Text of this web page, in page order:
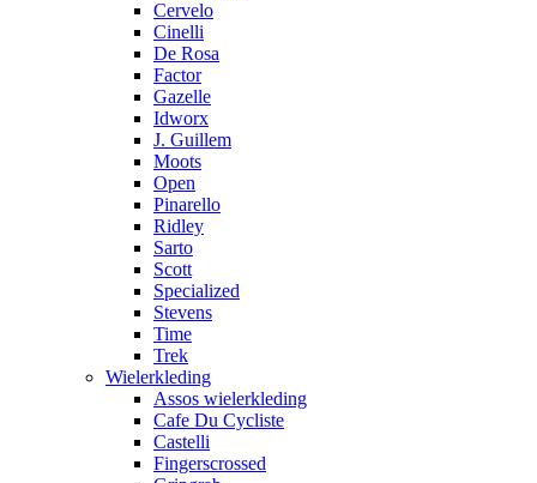
Cervelo
Cinelli
De Rosa
Factor
Gazelle
Idworx
J. Guillem
Moots
Open
Pinarello
Ridley
Sarto
Scott
Specialized
Stevens
Time
Trek
Wielerkleding
Assos wielerkleding
Cafe Du Cycliste
Castelli
Fingerscrossed